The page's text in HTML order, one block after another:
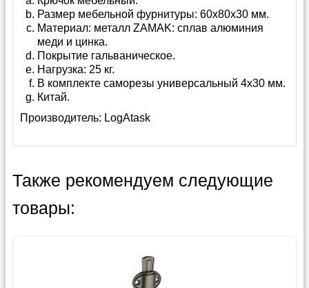
Размер мебельной фурнитуры: 60х80х30 мм.
Материал: металл ZAMAK: сплав алюминия
меди и цинка.
Покрытие гальваническое.
Нагрузка: 25 кг.
В комплекте саморезы универсальный 4х30 мм.
Китай.
Производитель: LogAtask
Также рекомендуем следующие
товары: